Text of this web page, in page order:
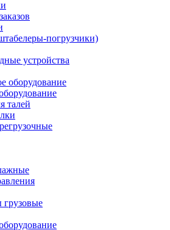
погрузчики)
устройства
талей